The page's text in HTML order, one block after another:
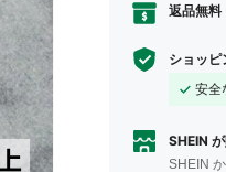
返品無料
ショッピ
安全
SHEIN
SHEIN